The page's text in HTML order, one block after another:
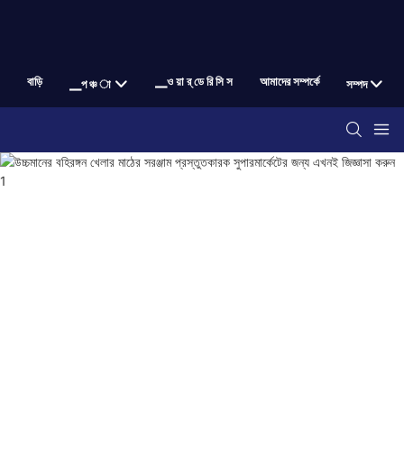
বাড়ি ▁প ঞ্চ া ▁ও য়া র্ ডে রি সি স আমাদের সম্পর্কে সম্পদ